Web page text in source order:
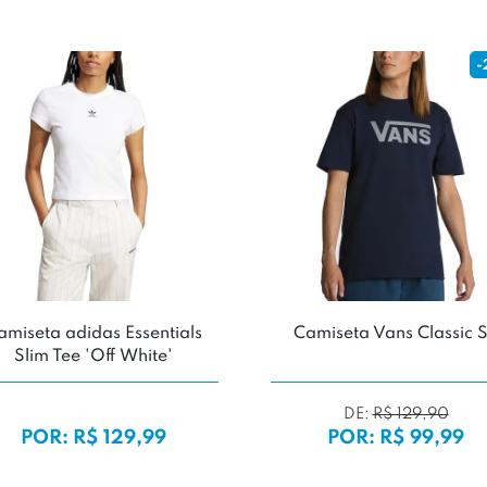
Camiseta Vans Wrenched
POR: R$ 149,99
Camiseta Vans
POR: R$